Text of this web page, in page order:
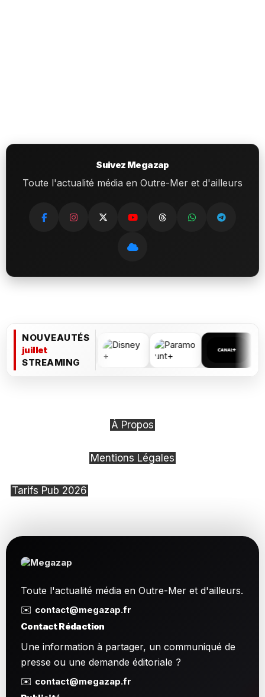
Suivez Megazap
Toute l'actualité média en Outre-Mer et d'ailleurs
NOUVEAUTÉS
juillet
STREAMING
À Propos
Mentions Légales
Tarifs Pub 2026
Toute l'actualité média en Outre-Mer et d'ailleurs.
✉️ contact@megazap.fr
Contact Rédaction
Une information à partager, un communiqué de
presse ou une demande éditoriale ?
✉️ contact@megazap.fr